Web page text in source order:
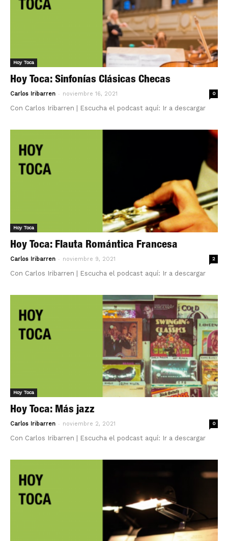
Hoy Toca
Hoy Toca: Sinfonías Clásicas Checas
Carlos Iribarren - noviembre 16, 2021 0
Con Carlos Iribarren | Escucha el podcast aquí: Ir a descargar
Hoy Toca
Hoy Toca: Flauta Romántica Francesa
Carlos Iribarren - noviembre 9, 2021 2
Con Carlos Iribarren | Escucha el podcast aquí: Ir a descargar
Hoy Toca
Hoy Toca: Más jazz
Carlos Iribarren - noviembre 2, 2021 0
Con Carlos Iribarren | Escucha el podcast aquí: Ir a descargar